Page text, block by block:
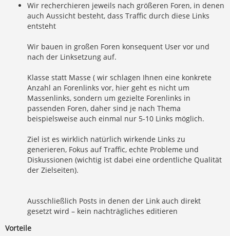
Wir recherchieren jeweils nach größeren Foren, in denen
auch Aussicht besteht, dass Traffic durch diese Links
entsteht
Wir bauen in großen Foren konsequent User vor und
nach der Linksetzung auf.
Klasse statt Masse ( wir schlagen Ihnen eine konkrete
Anzahl an Forenlinks vor, hier geht es nicht um
Massenlinks, sondern um gezielte Forenlinks in
passenden Foren, daher sind je nach Thema
beispielsweise auch einmal nur 5-10 Links möglich.
Ziel ist es wirklich natürlich wirkende Links zu
generieren, Fokus auf Traffic, echte Probleme und
Diskussionen (wichtig ist dabei eine ordentliche Qualität
der Zielseiten).
Ausschließlich Posts in denen der Link auch direkt
gesetzt wird – kein nachträgliches editieren
Vorteile